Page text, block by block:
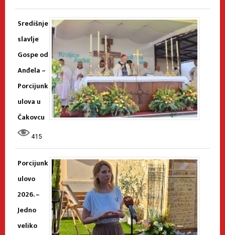
Središnje
slavlje
Gospe od
Anđela –
Porcijunk
ulova u
Čakovcu
415
Porcijunk
ulovo
2026. –
Jedno
veliko